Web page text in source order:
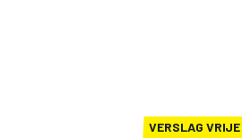
VERSLAG